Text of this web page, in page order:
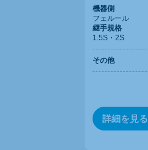
機器側
フェルール
継手規格
1.5S・2S
その他
詳細を見る